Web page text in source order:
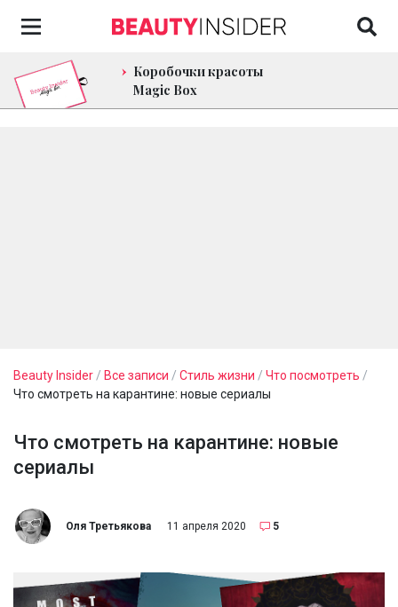
Коробочки красоты
Magic Box
Beauty Insider / Все записи / Стиль жизни / Что посмотреть /
Что смотреть на карантине: новые сериалы
Что смотреть на карантине: новые
сериалы
Оля Третьякова 11 апреля 2020 5